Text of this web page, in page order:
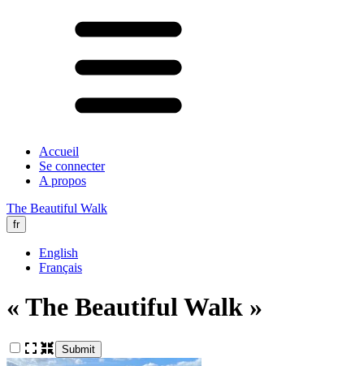
Accueil
Se connecter
A propos
The Beautiful Walk
fr
English
Français
« The Beautiful Walk »
Submit